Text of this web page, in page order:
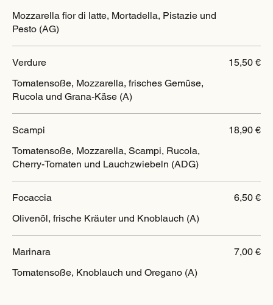
Mozzarella fior di latte, Mortadella, Pistazie und
Pesto (AG)
Verdure
Tomatensoße, Mozzarella, frisches Gemüse,
Rucola und Grana-Käse (A)
15,50 €
Scampi
Tomatensoße, Mozzarella, Scampi, Rucola,
Cherry-Tomaten und Lauchzwiebeln (ADG)
18,90 €
Focaccia
Olivenöl, frische Kräuter und Knoblauch (A)
6,50 €
Marinara
Tomatensoße, Knoblauch und Oregano (A)
7,00 €